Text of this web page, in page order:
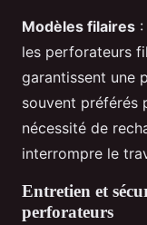
Modèles filaires
les perforateurs
garantissent une
souvent préférés
nécessité de
interrompre le
Entretien et
perforateurs